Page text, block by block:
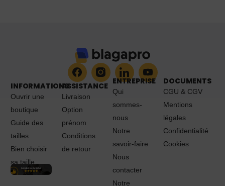
INFORMATIONS
Ouvrir une
boutique
Guide des
tailles
Bien choisir
sa taille
ASSISTANCE
Livraison
Option
prénom
Conditions
de retour
ENTREPRISE
Qui
sommes-
nous
Notre
savoir-faire
Nous
contacter
Notre
DOCUMENTS
CGU & CGV
Mentions
légales
Confidentialité
Cookies